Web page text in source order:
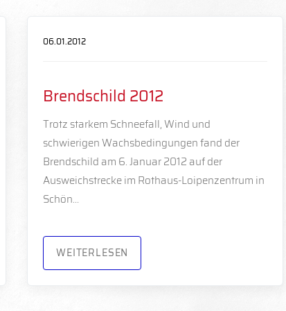
06.01.2012
Brendschild 2012
Trotz starkem Schneefall, Wind und
schwierigen Wachsbedingungen fand der
Brendschild am 6. Januar 2012 auf der
Ausweichstrecke im Rothaus-Loipenzentrum in
Schön…
WEITERLESEN